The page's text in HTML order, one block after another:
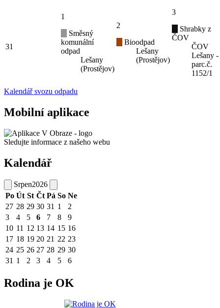
31
1
Směsný
komunální
odpad
Lešany
(Prostějov)
2
Bioodpad
Lešany
(Prostějov)
3
Shrabky z
ČOV
ČOV
Lešany -
parc.č.
1152/1
Kalendář svozu odpadu
Mobilní aplikace
Sledujte informace z našeho webu
Kalendář
Srpen2026
Po Út St Čt Pá So Ne
27 28 29 30 31 1
2
3
4 5 6 7 8
9
10 11 12 13 14 15 16
17 18 19 20 21 22 23
24 25 26 27 28 29 30
31 1 2 3 4 5 6
Rodina je OK